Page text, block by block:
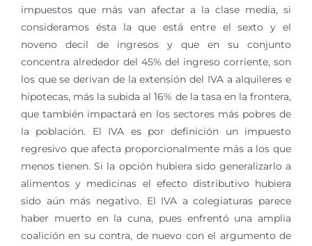
impuestos que más van afectar a la clase media, si
consideramos ésta la que está entre el sexto y el
noveno decil de ingresos y que en su conjunto
concentra alrededor del 45% del ingreso corriente, son
los que se derivan de la extensión del IVA a alquileres e
hipotecas, más la subida al 16% de la tasa en la frontera,
que también impactará en los sectores más pobres de
la población. El IVA es por definición un impuesto
regresivo que afecta proporcionalmente más a los que
menos tienen. Si la opción hubiera sido generalizarlo a
alimentos y medicinas el efecto distributivo hubiera
sido aún más negativo. El IVA a colegiaturas parece
haber muerto en la cuna, pues enfrentó una amplia
coalición en su contra, de nuevo con el argumento de